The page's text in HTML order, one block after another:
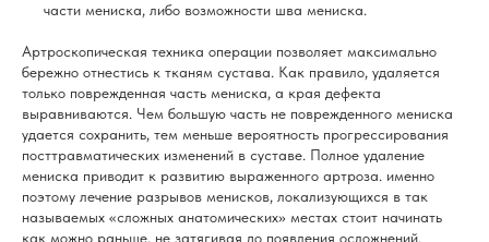
части мениска, либо возможности шва мениска.
Артроскопическая техника операции позволяет максимально
бережно отнестись к тканям сустава. Как правило, удаляется
только поврежденная часть мениска, а края дефекта
выравниваются. Чем большую часть не поврежденного мениска
удается сохранить, тем меньше вероятность прогрессирования
посттравматических изменений в суставе. Полное удаление
мениска приводит к развитию выраженного артроза. именно
поэтому лечение разрывов менисков, локализующихся в так
называемых «сложных анатомических» местах стоит начинать
как можно раньше, не затягивая до появления осложнений.